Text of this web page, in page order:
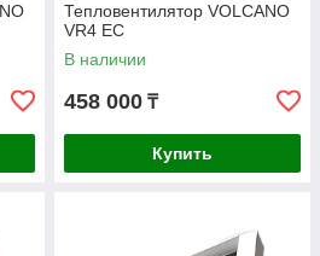
Тепловентилятор VOLCANO
VR4 EC
В наличии
458 000 ₸
Купить